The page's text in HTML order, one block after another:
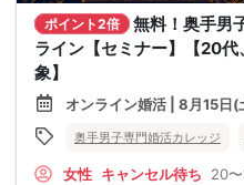
ポイント2倍
無料！奥手男
ライン【セミナー】【20
象】
オンライン婚活 | 8月15日
奥手男子専門婚活カレッジ
女性 キャンセル待ち 20